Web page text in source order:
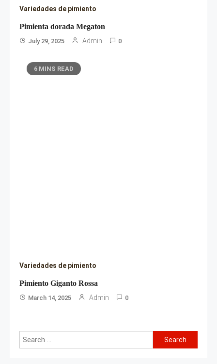
Variedades de pimiento
Pimienta dorada Megaton
July 29, 2025 Admin 0
6 MINS READ
Variedades de pimiento
Pimiento Giganto Rossa
March 14, 2025 Admin 0
Search
for: